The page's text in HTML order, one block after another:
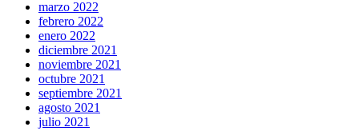
marzo 2022
febrero 2022
enero 2022
diciembre 2021
noviembre 2021
octubre 2021
septiembre 2021
agosto 2021
julio 2021